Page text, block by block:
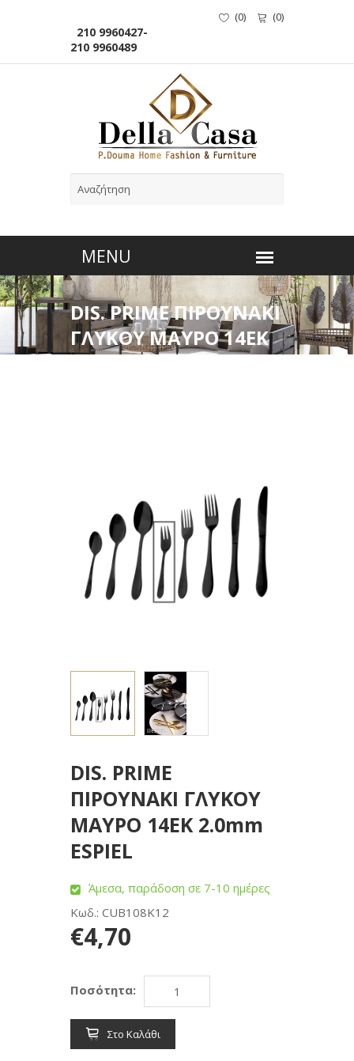
210 9960427-
210 9960489
(0) (0)
DIS. PRIME ΠΙΡΟΥΝΑΚΙ
ΓΛΥΚΟΥ ΜΑΥΡΟ 14ΕΚ
2.0mm
DIS. PRIME
ΠΙΡΟΥΝΑΚΙ ΓΛΥΚΟΥ
ΜΑΥΡΟ 14ΕΚ 2.0mm
ESPIEL
Άμεσα, παράδοση σε 7-10 ημέρες
Κωδ.: CUB108K12
€4,70
Ποσότητα:
Στο Καλάθι